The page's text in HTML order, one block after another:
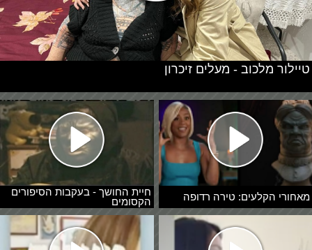
מאחורי הקלעים: טירה רדופה
חיית החושך - בעקבות הסיפורים
הקסומים
טיילור מלכוב - מעלים זיכרון